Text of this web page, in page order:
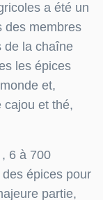
a été un
des membres
de la chaîne
les épices
et,
cajou et thé,
, 6 à 700
épices pour
partie,